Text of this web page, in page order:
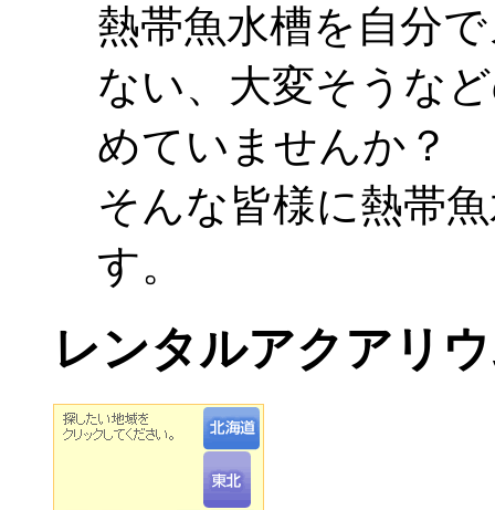
熱帯魚水槽を自分
ない、大変そうな
めていませんか？
そんな皆様に熱帯
す。
レンタルアクアリ